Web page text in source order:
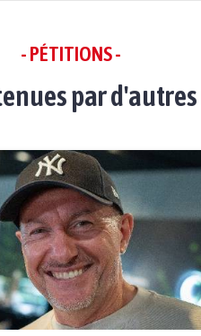
- PÉTITIONS -
par